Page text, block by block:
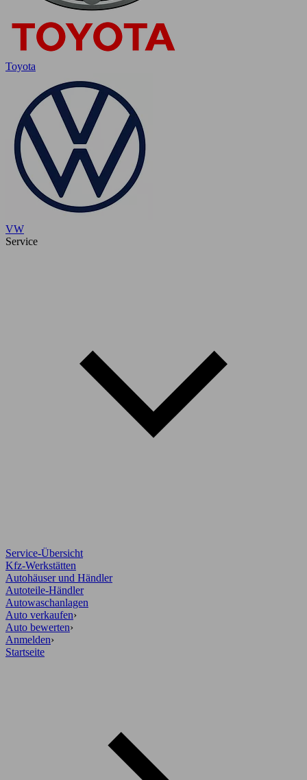
Toyota
VW
Service
Service-Übersicht
Kfz-Werkstätten
Autohäuser und Händler
Autoteile-Händler
Autowaschanlagen
Auto verkaufen›
Auto bewerten›
Anmelden›
Startseite